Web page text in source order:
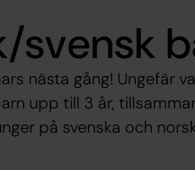
svensk
nästa gång! Ungefär
upp till 3 år,
på svenska och